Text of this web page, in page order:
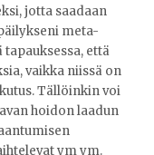
jotta saadaan
meta-
että
vaikka niissä on
Tällöinkin voi
hoidon laadun
ym ym.